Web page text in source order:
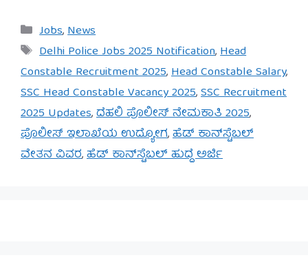
Categories
Jobs,News
Tags
Delhi Police Jobs 2025 Notification,Head
Constable Recruitment 2025,Head Constable Salary,
SSC Head Constable Vacancy 2025,SSC Recruitment
2025 Updates,ದೆಹಲಿ ಪೊಲೀಸ್ ನೇಮಕಾತಿ 2025,
ಪೊಲೀಸ್ ಇಲಾಖೆಯ ಉದ್ಯೋಗ,ಹೆಡ್ ಕಾನ್‌ಸ್ಟೆಬಲ್
ವೇತನ ವಿವರ,ಹೆಡ್ ಕಾನ್‌ಸ್ಟೆಬಲ್ ಹುದ್ದೆ ಅರ್ಜಿ